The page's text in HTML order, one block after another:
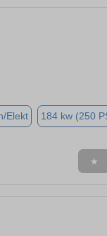
Elekt 184 kw (250
★